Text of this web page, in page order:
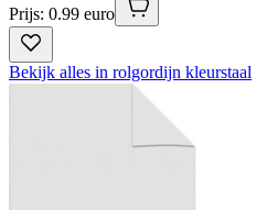
Prijs: 0.99 euro
Bekijk alles in rolgordijn kleurstaal